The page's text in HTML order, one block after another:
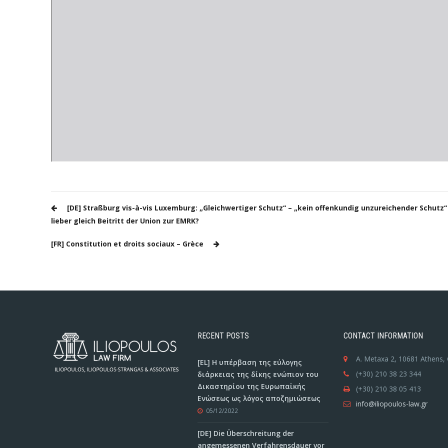
Post
navigation
[DE] Straßburg vis-à-vis Luxemburg: „Gleichwertiger Schutz“ – „kein offenkundig unzureichender
lieber gleich Beitritt der Union zur EMRK?
[FR] Constitution et droits sociaux – Grèce
RECENT POSTS
[EL] Η υπέρβαση της εύλογης
διάρκειας της δίκης ενώπιον του
Δικαστηρίου της Ευρωπαϊκής
Ενώσεως ως λόγος αποζημιώσεως
05/12/2022
[DE] Die Überschreitung der
angemessenen Verfahrensdauer vor
CONTACT INFORMATION
A. Metaxa 2, 10681 Athens,
(+30) 210 38 23 344
(+30) 210 38 05 413
info@iliopoulos-law.gr